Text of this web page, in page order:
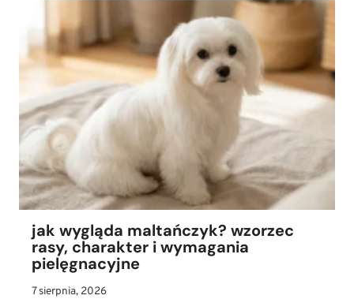
jak wygląda maltańczyk? wzorzec
rasy, charakter i wymagania
pielęgnacyjne
7 sierpnia, 2026